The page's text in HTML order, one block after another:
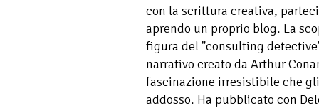
con la scrittura creativa,
aprendo un proprio blog. La
figura del "consulting
narrativo creato da Arthur
fascinazione irresistibile che
addosso. Ha pubblicato con